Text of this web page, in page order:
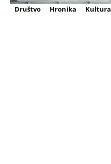
Društvo Hronika Kultura